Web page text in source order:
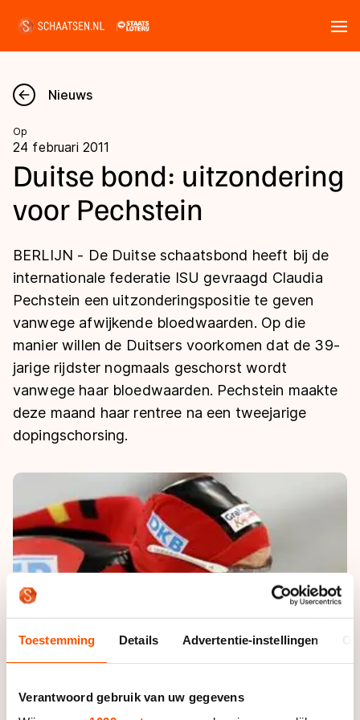
Toestemming Details Advertentie-instellingen
Verantwoord gebruik van uw gegevens
Nieuws
Kalender
Disciplines
Langebaan
Shorttrack
Inlineskaten
Kunstschaatsen
Schoonrijden
Natuurijs
Uitslagen
Langebaan
Shorttrack
Marathon
Inlineskaten
Kunstschaatsen
Tijden & historie
Ranglijsten Langebaan
Persoonlijke records & tijden
Historie & statistiek
De weg op
Inschrijven wedstrijden
Algemene Nederlandse Schaatstijd
Waar kan ik schaatsen en skaten?
Schaatsfans
Evenementen
Tickets
Livestreams
Word schaatsfan!
Winacties
Olympische Spelen
Olympische Spelen
Medaille overzicht
Medaillespiegel
Olympische uitslagen
Van Jong tot Goud verhalen
Nieuws
Op
24 februari 2011
Duitse bond: uitzondering
voor Pechstein
BERLIJN - De Duitse schaatsbond heeft bij de
internationale federatie ISU gevraagd Claudia
Pechstein een uitzonderingspositie te geven
vanwege afwijkende bloedwaarden. Op die
manier willen de Duitsers voorkomen dat de 39-
jarige rijdster nogmaals geschorst wordt
vanwege haar bloedwaarden. Pechstein maakte
deze maand haar rentree na een tweejarige
dopingschorsing.